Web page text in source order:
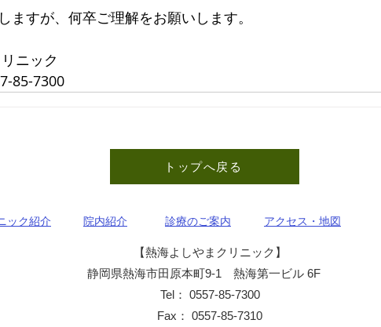
ますが、何卒ご理解をお願いします。
ニック
電話　0557-85-7300
トップへ戻る
ック紹介 院内紹介 診療のご案内 アクセス・地図
【熱海よしやまクリニック】
静岡県熱海市田原本町9-1 熱海第一ビル 6F
Tel： 0557-85-7300
Fax： 0557-85-7310